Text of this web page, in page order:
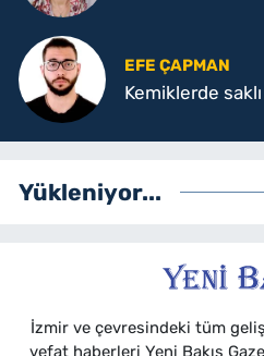
EFE ÇAPMAN
Kemiklerde
Yükleniyor...
İzmir ve çevresindeki tüm
vefat haberleri Yeni Bakış